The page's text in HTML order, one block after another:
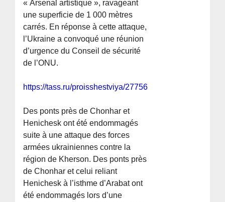
« Arsenal artistique », ravageant
une superficie de 1 000 mètres
carrés. En réponse à cette attaque,
l’Ukraine a convoqué une réunion
d’urgence du Conseil de sécurité
de l’ONU.
https://tass.ru/proisshestviya/27756237
Des ponts près de Chonhar et
Henichesk ont été endommagés
suite à une attaque des forces
armées ukrainiennes contre la
région de Kherson. Des ponts près
de Chonhar et celui reliant
Henichesk à l’isthme d’Arabat ont
été endommagés lors d’une